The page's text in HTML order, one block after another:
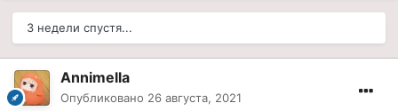
3 недели спустя...
Annimella
Опубликовано 26 августа, 2021